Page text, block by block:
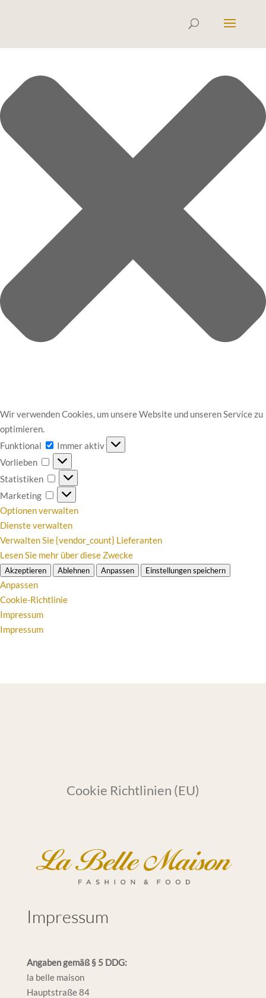
Wir verwenden Cookies, um unsere Website und unseren Service zu
optimieren.
Funktional
Funktional
Immer aktiv
Vorlieben
Vorlieben
Statistiken
Statistiken
Marketing
Marketing
Optionen verwalten
Dienste verwalten
Verwalten Sie {vendor_count} Lieferanten
Lesen Sie mehr über diese Zwecke
Akzeptieren Ablehnen Anpassen Einstellungen speichern
Anpassen
Cookie-Richtlinie
Impressum
Impressum
Cookie Richtlinien (EU)
Impressum
Angaben gemäß § 5 DDG:
la belle maison
Hauptstraße 84